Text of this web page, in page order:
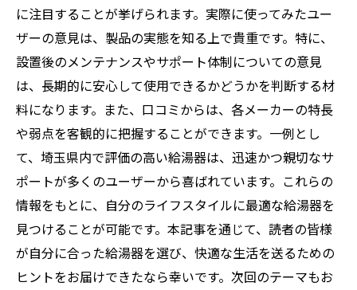
に注目することが挙げられます。実際に使ってみたユー
ザーの意見は、製品の実態を知る上で貴重です。特に、
設置後のメンテナンスやサポート体制についての意見
は、長期的に安心して使用できるかどうかを判断する材
料になります。また、口コミからは、各メーカーの特長
や弱点を客観的に把握することができます。一例とし
て、埼玉県内で評価の高い給湯器は、迅速かつ親切なサ
ポートが多くのユーザーから喜ばれています。これらの
情報をもとに、自分のライフスタイルに最適な給湯器を
見つけることが可能です。本記事を通じて、読者の皆様
が自分に合った給湯器を選び、快適な生活を送るための
ヒントをお届けできたなら幸いです。次回のテーマもお